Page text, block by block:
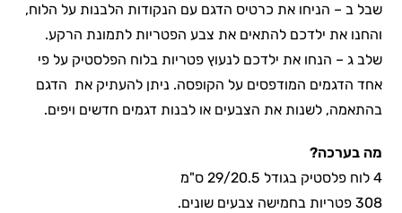
שבל ב – הניחו את כרטיס הדגם עם הנקודות הלבנות על הלוח,
והחנו את ילדכם להתאים את צבע הפטריות לתמונת הרקע.
שלב ג – הנחו את ילדכם לנעוץ פטריות בלוח הפלסטיק על פי
אחד הדגמים המודפסים על הקופסה. ניתן להעתיק את הדגם
בהתאמה, לשנות את הצבעים או לבנות דגמים חדשים ויפים.
מה בערכה?
4 לוח פלסטיק בגודל 29/20.5 ס"מ
308 פטריות בחמישה צבעים שונים.